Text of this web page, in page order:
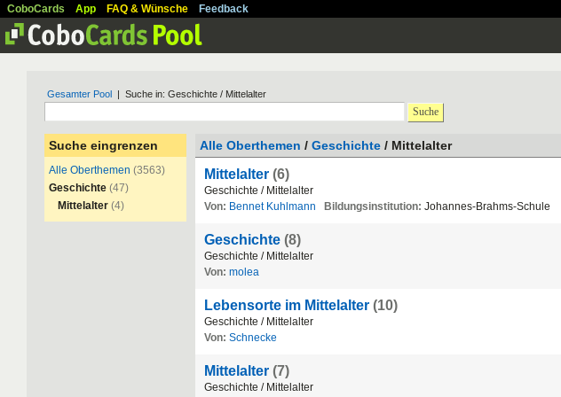
CoboCards App FAQ & Wünsche Feedback
Gesamter Pool | Suche in: Geschichte / Mittelalter
Suche
Suche eingrenzen
Alle Oberthemen (3563)
Geschichte (47)
Mittelalter (4)
Alle Oberthemen / Geschichte / Mittelalter
Mittelalter (6)
Geschichte / Mittelalter
Von: Bennet Kuhlmann Bildungsinstitution: Johannes-Brahms-Schule
Geschichte (8)
Geschichte / Mittelalter
Von: molea
Lebensorte im Mittelalter (10)
Geschichte / Mittelalter
Von: Schnecke
Mittelalter (7)
Geschichte / Mittelalter